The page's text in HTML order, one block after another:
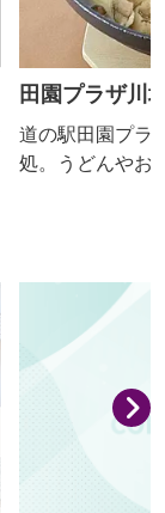
田園プラザ川
道の駅田園プラ
処。うどんやお